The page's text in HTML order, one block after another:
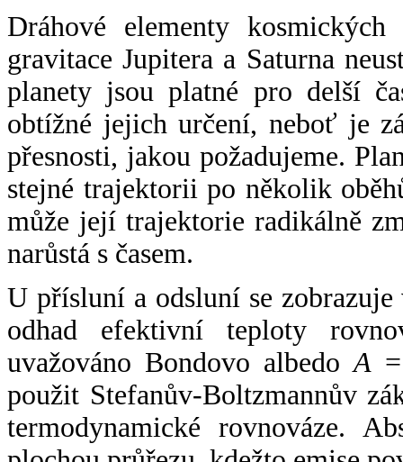
Dráhové elementy
gravitace Jupitera a Saturna
planety jsou platné pro delší
obtížné jejich určení, neboť je
přesnosti, jakou požadujeme.
stejné trajektorii po několik
může její trajektorie radikálně
narůstá s časem.
U přísluní a odsluní se
odhad efektivní teploty
uvažováno Bondovo albedoA
použit Stefanův-Boltzmannův
termodynamické rovnováze.